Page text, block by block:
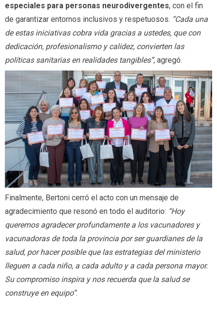
especiales para personas neurodivergentes, con el fin
de garantizar entornos inclusivos y respetuosos. “Cada una
de estas iniciativas cobra vida gracias a ustedes, que con
dedicación, profesionalismo y calidez, convierten las
políticas sanitarias en realidades tangibles”, agregó.
Finalmente, Bertoni cerró el acto con un mensaje de
agradecimiento que resonó en todo el auditorio: “Hoy
queremos agradecer profundamente a los vacunadores y
vacunadoras de toda la provincia por ser guardianes de la
salud, por hacer posible que las estrategias del ministerio
lleguen a cada niño, a cada adulto y a cada persona mayor.
Su compromiso inspira y nos recuerda que la salud se
construye en equipo”.